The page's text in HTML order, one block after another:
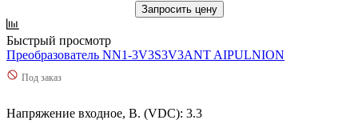
Запросить цену
Быстрый просмотр
Преобразователь NN1-3V3S3V3ANT AIPULNION
Под заказ
Напряжение входное, В. (VDC): 3.3